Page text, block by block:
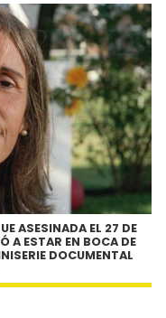
ASESINADA EL 27 DE
A ESTAR EN BOCA DE
DOCUMENTAL